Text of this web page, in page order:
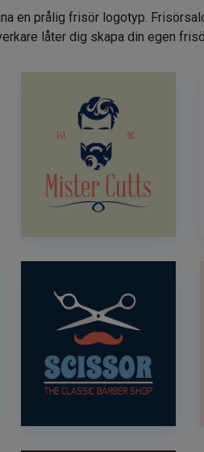
en prålig frisör logotyp.
låter dig skapa din egen